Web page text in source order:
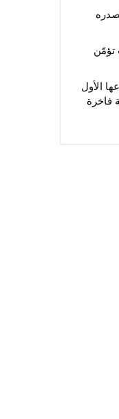
تؤمّن
الأول
فاخرة